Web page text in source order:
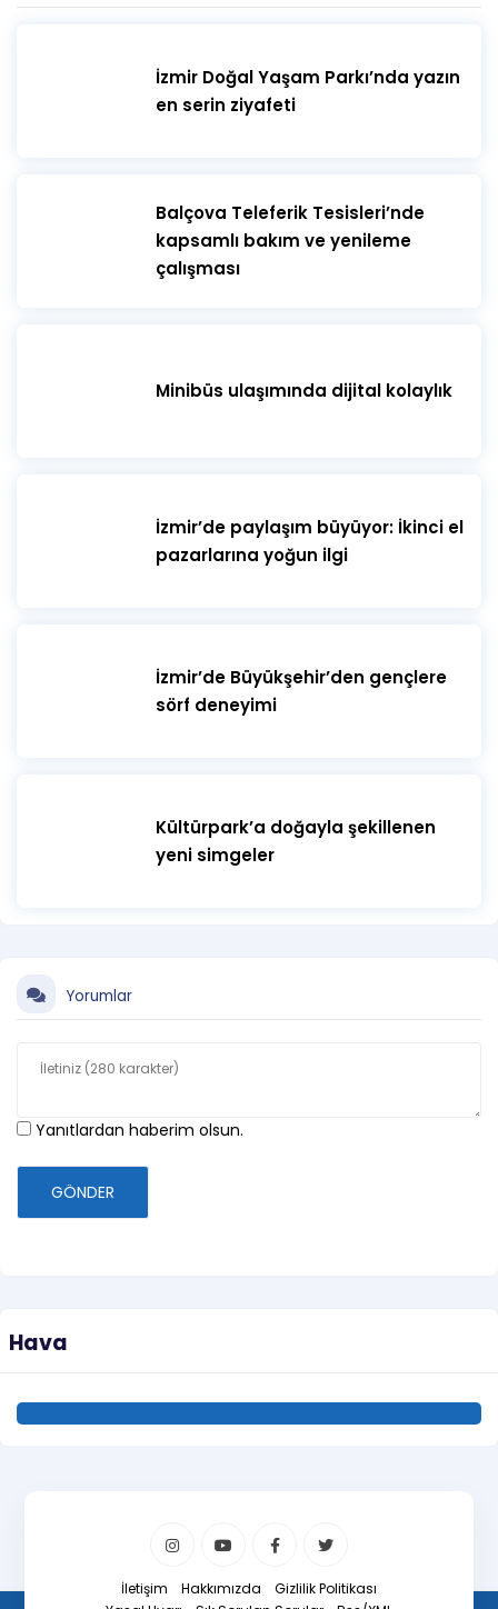
İzmir Doğal Yaşam Parkı’nda yazın
en serin ziyafeti
​Balçova Teleferik Tesisleri’nde
kapsamlı bakım ve yenileme
çalışması
Minibüs ulaşımında dijital kolaylık
İzmir’de paylaşım büyüyor: İkinci el
pazarlarına yoğun ilgi
İzmir’de Büyükşehir’den gençlere
sörf deneyimi
Kültürpark’a doğayla şekillenen
yeni simgeler
Yorumlar
Yanıtlardan haberim olsun.
GÖNDER
Hava
İletişim Hakkımızda
Gizlilik Politikası